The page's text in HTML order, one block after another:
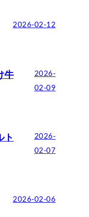
2026-02-12
牛
2026-
02-09
ト
2026-
02-07
2026-02-06